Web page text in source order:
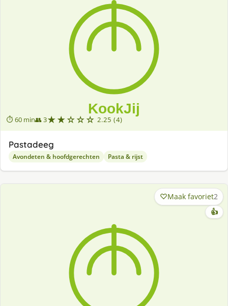
⏱ 60 min👥 3★★☆☆☆ 2.25 (4)
Pastadeeg
Avondeten & hoofdgerechten Pasta & rijst
Maak favoriet2
👍